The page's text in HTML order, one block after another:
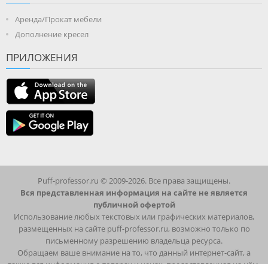
Аренда/Прокат мебели
Дополнение кресел
ПРИЛОЖЕНИЯ
Puff-professor.ru © 2009-2026. Все права защищены.
Вся представленная информация на сайте не является
публичной офертой
Использование любых текстовых или графических материалов,
размещенных на сайте puff-professor.ru, возможно только по
письменному разрешению владельца ресурса.
Обращаем ваше внимание на то, что данный интернет-сайт, а